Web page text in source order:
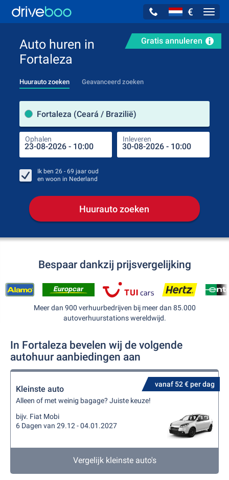
€
Gratis annuleren
Auto huren in
Fortaleza
Huurauto zoeken Geavanceerd zoeken
Fortaleza (Ceará / Brazilië)
Ophalen Inleveren
Ik ben 26 - 69 jaar oud
en woon in Nederland
Huurauto zoeken
Bespaar dankzij prijsvergelijking
Meer dan 900 verhuurbedrijven bij meer dan 85.000
autoverhuurstations wereldwijd.
In Fortaleza bevelen wij de volgende
autohuur aanbiedingen aan
vanaf 52 € per dag
Kleinste auto
Alleen of met weinig bagage? Juiste keuze!
bijv. Fiat Mobi
6 Dagen van 29.12 - 04.01.2027
Vergelijk kleinste auto's